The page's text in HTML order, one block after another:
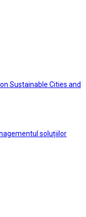
Sustainable Cities and
soluțiilor